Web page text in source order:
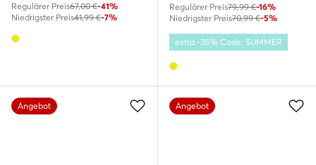
Regulärer Preis67,00 €-41%
Niedrigster Preis41,99 €-7%
Regulärer Preis79,99 €-16%
Niedrigster Preis70,99 €-5%
extra -35% Code: SUMMER
Angebot Angebot